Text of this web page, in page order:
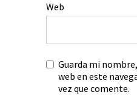
Web
Guarda mi
web en este
vez que comente.